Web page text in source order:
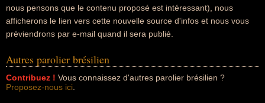
nous pensons que le contenu proposé est intéressant), nous
afficherons le lien vers cette nouvelle source d'infos et nous vous
préviendrons par e-mail quand il sera publié.
Autres parolier brésilien
Contribuez ! Vous connaissez d'autres parolier brésilien ?
Proposez-nous ici